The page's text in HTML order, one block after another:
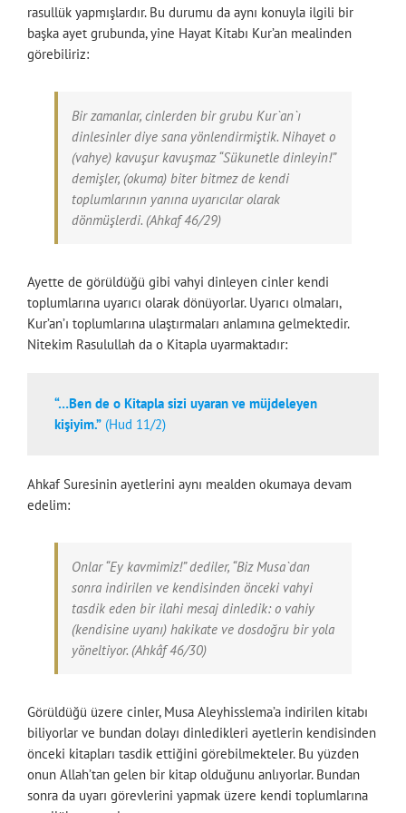
rasullük yapmışlardır. Bu durumu da aynı konuyla ilgili bir
başka ayet grubunda, yine Hayat Kitabı Kur’an mealinden
görebiliriz:
Bir zamanlar, cinlerden bir grubu Kur`an`ı
dinlesinler diye sana yönlendirmiştik. Nihayet o
(vahye) kavuşur kavuşmaz “Sükunetle dinleyin!”
demişler, (okuma) biter bitmez de kendi
toplumlarının yanına uyarıcılar olarak
dönmüşlerdi. (Ahkaf 46/29)
Ayette de görüldüğü gibi vahyi dinleyen cinler kendi
toplumlarına uyarıcı olarak dönüyorlar. Uyarıcı olmaları,
Kur’an’ı toplumlarına ulaştırmaları anlamına gelmektedir.
Nitekim Rasulullah da o Kitapla uyarmaktadır:
“…Ben de o Kitapla sizi uyaran ve müjdeleyen
kişiyim.” (Hud 11/2)
Ahkaf Suresinin ayetlerini aynı mealden okumaya devam
edelim:
Onlar “Ey kavmimiz!” dediler, “Biz Musa`dan
sonra indirilen ve kendisinden önceki vahyi
tasdik eden bir ilahi mesaj dinledik: o vahiy
(kendisine uyanı) hakikate ve dosdoğru bir yola
yöneltiyor. (Ahkâf 46/30)
Görüldüğü üzere cinler, Musa Aleyhisslema’a indirilen kitabı
biliyorlar ve bundan dolayı dinledikleri ayetlerin kendisinden
önceki kitapları tasdik ettiğini görebilmekteler. Bu yüzden
onun Allah’tan gelen bir kitap olduğunu anlıyorlar. Bundan
sonra da uyarı görevlerini yapmak üzere kendi toplumlarına